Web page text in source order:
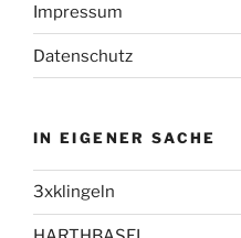
Impressum
Datenschutz
IN EIGENER SACHE
3xklingeln